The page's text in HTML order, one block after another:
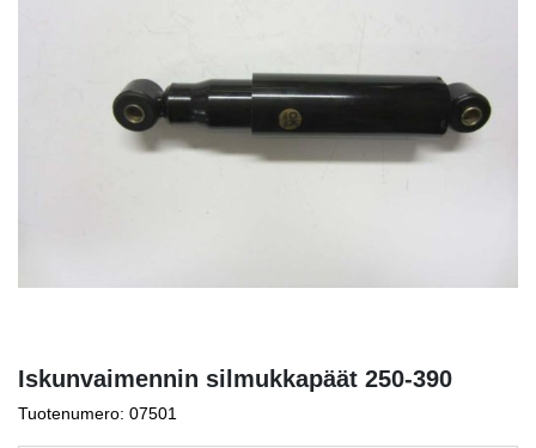
Iskunvaimennin silmukkapäät 250-390
Tuotenumero: 07501